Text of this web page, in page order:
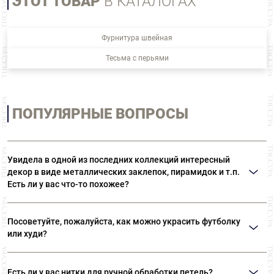
Фурнитура швейная
Тесьма с перьями
ПОПУЛЯРНЫЕ ВОПРОСЫ
Увидела в одной из последних коллекций интересный
декор в виде металлических заклепок, пирамидок и т.п.
Есть ли у вас что-то похожее?
материалов и форм позволяет выполнять самые различные виды декора.
В «ТИССУРЕ» представлен широкий ассортимент термоклепок Ramponi.
Посоветуйте, пожалуйста, как можно украсить футболку
или худи?
готовые декоративные элементы. Такие дополнения могут даже простую